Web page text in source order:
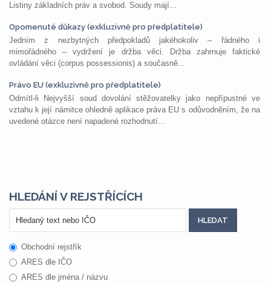
Listiny základních práv a svobod. Soudy mají...
Opomenuté důkazy (exkluzivně pro předplatitele)
Jedním z nezbytných předpokladů jakéhokoliv – řádného i
mimořádného – vydržení je držba věci. Držba zahrnuje faktické
ovládání věci (corpus possessionis) a současně...
Právo EU (exkluzivně pro předplatitele)
Odmítl-li Nejvyšší soud dovolání stěžovatelky jako nepřípustné ve
vztahu k její námitce ohledně aplikace práva EU s odůvodněním, že na
uvedené otázce není napadené rozhodnutí...
HLEDÁNÍ V REJSTŘÍCÍCH
Obchodní rejstřík
ARES dle IČO
ARES dle jména / názvu